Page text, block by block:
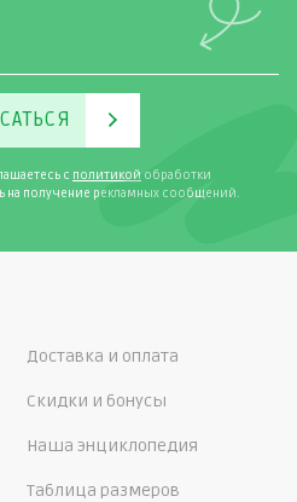
с политикой обработки
на получение рекламных сообщений.
Доставка и оплата
Скидки и бонусы
Наша энциклопедия
Таблица размеров